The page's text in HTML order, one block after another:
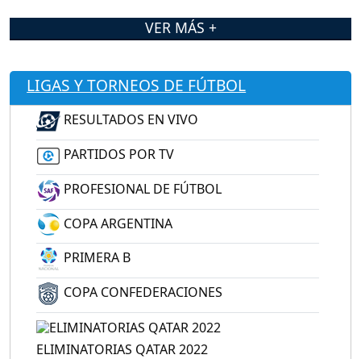
VER MÁS +
LIGAS Y TORNEOS DE FÚTBOL
RESULTADOS EN VIVO
PARTIDOS POR TV
PROFESIONAL DE FÚTBOL
COPA ARGENTINA
PRIMERA B
COPA CONFEDERACIONES
ELIMINATORIAS QATAR 2022